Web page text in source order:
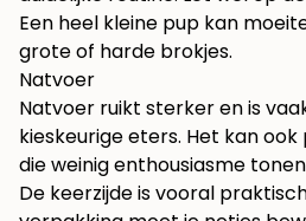
Een heel kleine pup kan
grote of harde brokjes.
Natvoer
Natvoer ruikt sterker en is
kieskeurige eters. Het kan
die weinig enthousiasme
De keerzijde is vooral